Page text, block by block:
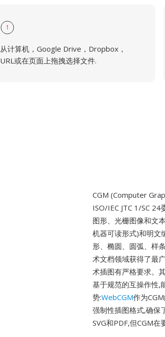
1
从计算机，Google Drive，Dropbox，
URL或在页面上拖拽选择文件.
CGM (Computer
ISO/IEC JTC 1/SC
图形、光栅图像和文
机器可读形式)和明文
形、椭圆、圆弧、样
术文档领域获得了最
术插图有严格要求。
基于规范的互操作性,
势:WebCGM作为
强制性插图格式,确保
SVG和PDF,但CGM在